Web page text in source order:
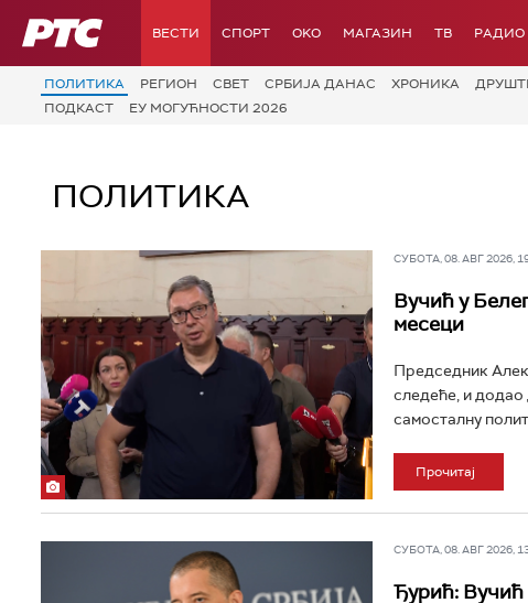
РТС ВЕСТИ СПОРТ OKO МАГАЗИН ТВ РАДИО
ПОЛИТИКА РЕГИОН СВЕТ СРБИЈА ДАНАС ХРОНИКА
ПОДКАСТ
ЕУ МОГУЋНОСТИ 2026
ПОЛИТИКА
СУБОТА, 08. АВГ 2026,
Вучић у
месеци
Председник
следеће, и додао
самосталну
Прочитај
СУБОТА, 08. АВГ 2026,
Ђурић: Вучић